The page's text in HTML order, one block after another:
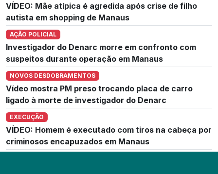
VÍDEO: Mãe atípica é agredida após crise de filho
autista em shopping de Manaus
AÇÃO POLICIAL
Investigador do Denarc morre em confronto com
suspeitos durante operação em Manaus
NOVOS DESDOBRAMENTOS
Vídeo mostra PM preso trocando placa de carro
ligado à morte de investigador do Denarc
EXECUÇÃO
VÍDEO: Homem é executado com tiros na cabeça por
criminosos encapuzados em Manaus